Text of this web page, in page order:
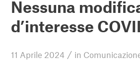
Nessuna
d’interesse
11 Aprile 2024 / in